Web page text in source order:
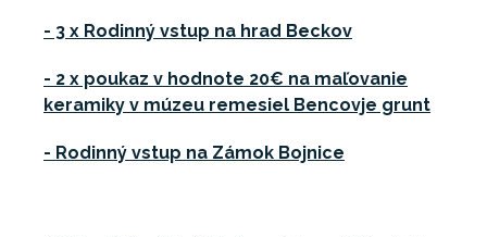
- 3 x Rodinný vstup na hrad Beckov
- 2 x poukaz v hodnote 20€ na maľovanie
keramiky v múzeu remesiel Bencovje grunt
- Rodinný vstup na Zámok Bojnice